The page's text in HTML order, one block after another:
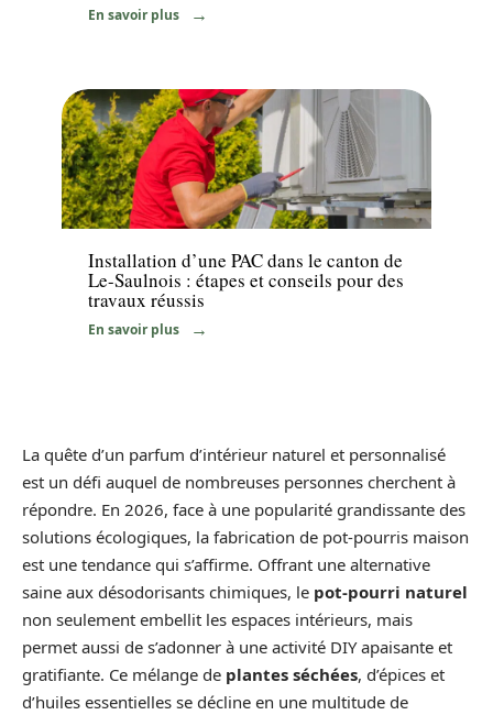
En savoir plus
Equipement
Installation d’une PAC dans le canton de
Le-Saulnois : étapes et conseils pour des
travaux réussis
En savoir plus
La quête d’un parfum d’intérieur naturel et personnalisé
est un défi auquel de nombreuses personnes cherchent à
répondre. En 2026, face à une popularité grandissante des
solutions écologiques, la fabrication de pot-pourris maison
est une tendance qui s’affirme. Offrant une alternative
saine aux désodorisants chimiques, le pot-pourri naturel
non seulement embellit les espaces intérieurs, mais
permet aussi de s’adonner à une activité DIY apaisante et
gratifiante. Ce mélange de plantes séchées, d’épices et
d’huiles essentielles se décline en une multitude de